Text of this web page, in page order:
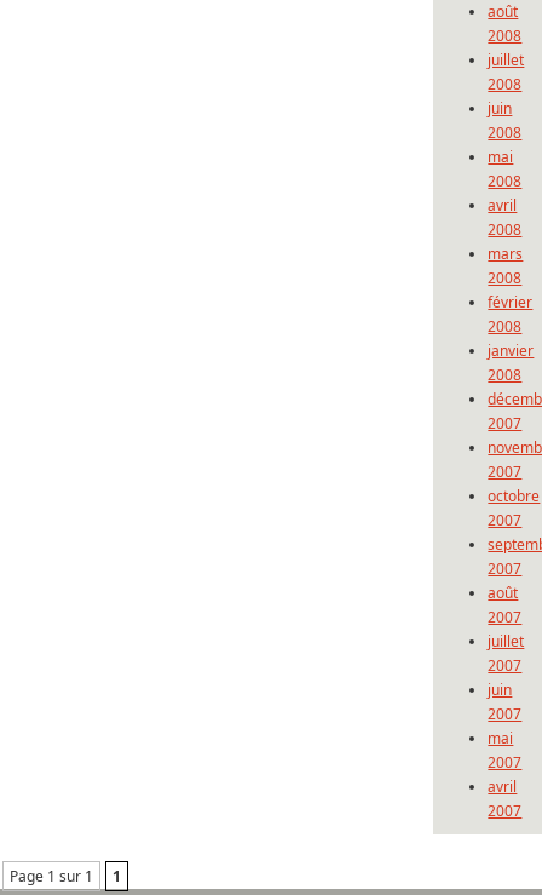
août
2008
juillet
2008
juin
2008
mai
2008
avril
2008
mars
2008
février
2008
janvier
2008
2007
2007
octobre
2007
2007
août
2007
juillet
2007
juin
2007
mai
2007
avril
2007
Page 1 sur 1 1